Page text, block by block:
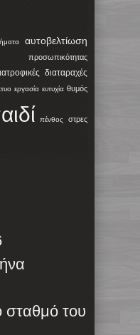
αυτοβελτίωση
προσωπικότητας
διαταραχές
εργασία ευτυχία θυμός
πένθος στρες
σταθμό του